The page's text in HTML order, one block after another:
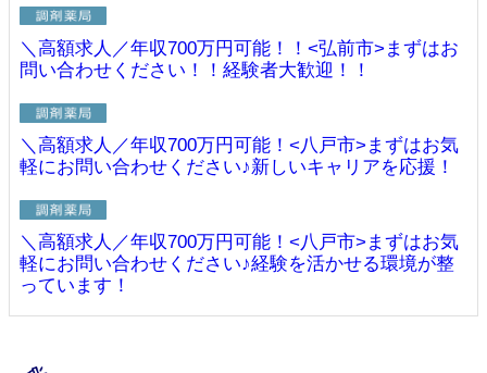
＼高額求人／年収700万円可能！！<弘前市>まずはお
問い合わせください！！経験者大歓迎！！
＼高額求人／年収700万円可能！<八戸市>まずはお気
軽にお問い合わせください♪新しいキャリアを応援！
＼高額求人／年収700万円可能！<八戸市>まずはお気
軽にお問い合わせください♪経験を活かせる環境が整
っています！